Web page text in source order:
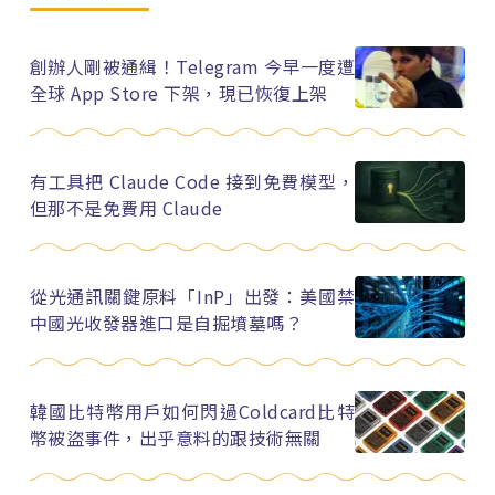
創辦人剛被通緝！Telegram 今早一度遭
全球 App Store 下架，現已恢復上架
有工具把 Claude Code 接到免費模型，
但那不是免費用 Claude
從光通訊關鍵原料「InP」出發：美國禁
中國光收發器進口是自掘墳墓嗎？
韓國比特幣用戶如何閃過Coldcard比特
幣被盜事件，出乎意料的跟技術無關